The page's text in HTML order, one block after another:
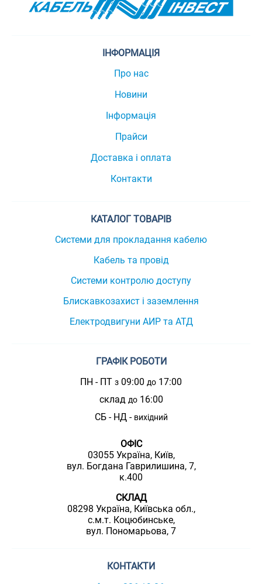
ІНФОРМАЦІЯ
Про нас
Новини
Інформація
Прайси
Доставка і оплата
Контакти
КАТАЛОГ ТОВАРІВ
Системи для прокладання кабелю
Кабель та провід
Системи контролю доступу
Блискавкозахист і заземлення
Електродвигуни АИР та АТД
ГРАФІК РОБОТИ
ПН - ПТ з 09:00 до 17:00
склад до16:00
СБ - НД - вихідний
ОФІС
03055 Україна, Київ,
вул. Богдана Гаврилишина, 7,
к.400
СКЛАД
08298 Україна, Київська обл.,
с.м.т. Коцюбинське,
вул. Пономарьова, 7
КОНТАКТИ